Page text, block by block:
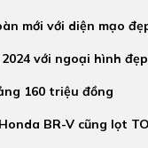
mới với diện mạo
với ngoại hình
160 triệu đồng
BR-V cũng lọt